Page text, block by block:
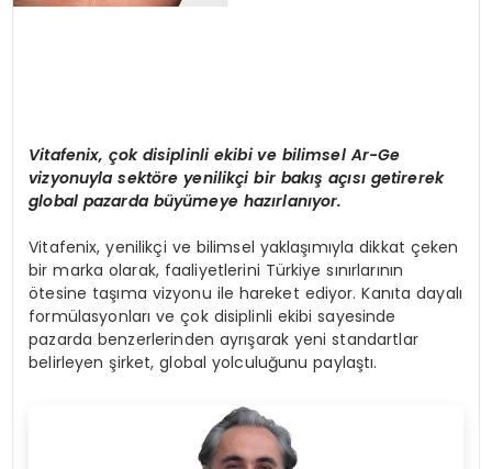
Vitafenix,çok disiplinli ekibi ve bilimsel Ar-Ge
vizyonuyla sektöre yenilikçi bir bakışaçısı getirerek
global pazarda büyümeye hazırlanıyor.
Vitafenix, yenilikçi ve bilimsel yaklaşımıyla dikkat çeken
bir marka olarak, faaliyetlerini Türkiye sınırlarının
ötesine taşıma vizyonu ile hareket ediyor. Kanıta dayalı
formülasyonları ve çok disiplinli ekibi sayesinde
pazarda benzerlerinden ayrışarak yeni standartlar
belirleyen şirket, global yolculuğunu paylaştı.